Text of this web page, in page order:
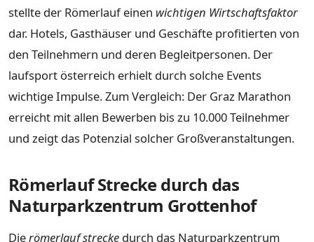
stellte der Römerlauf einen wichtigen Wirtschaftsfaktor
dar. Hotels, Gasthäuser und Geschäfte profitierten von
den Teilnehmern und deren Begleitpersonen. Der
laufsport österreich erhielt durch solche Events
wichtige Impulse. Zum Vergleich: Der Graz Marathon
erreicht mit allen Bewerben bis zu 10.000 Teilnehmer
und zeigt das Potenzial solcher Großveranstaltungen.
Römerlauf Strecke durch das
Naturparkzentrum Grottenhof
Dierömerlauf strecke durch das Naturparkzentrum